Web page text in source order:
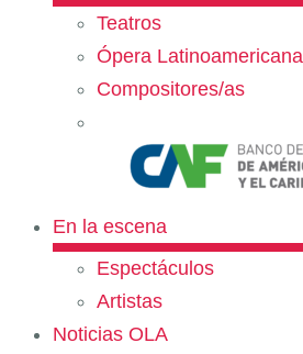
Teatros
Ópera Latinoamericana
Compositores/as
En la escena
Espectáculos
Artistas
Noticias OLA